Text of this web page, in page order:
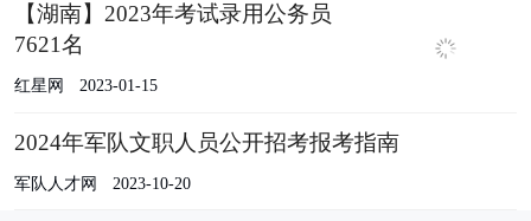
【湖南】2023年考试录用公务员
7621名
红星网 2023-01-15
2024年军队文职人员公开招考报考指南
军队人才网 2023-10-20